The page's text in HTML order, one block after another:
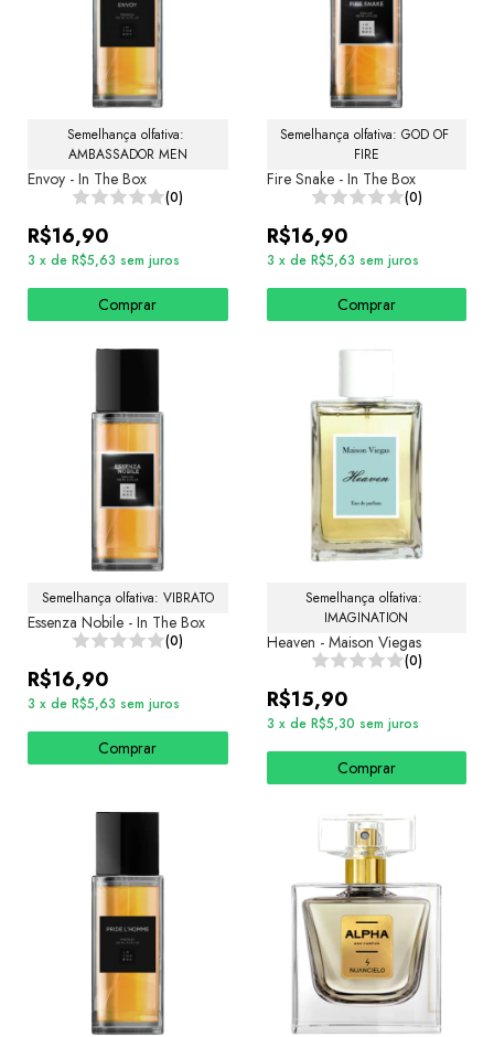
Semelhança olfativa:
AMBASSADOR MEN
Envoy - In The Box
(0)
R$16,90
3 x de R$5,63 sem juros
Comprar
Semelhança olfativa: GOD OF
FIRE
Fire Snake - In The Box
(0)
R$16,90
3 x de R$5,63 sem juros
Comprar
Semelhança olfativa: VIBRATO
Essenza Nobile - In The Box
(0)
R$16,90
3 x de R$5,63 sem juros
Comprar
Semelhança olfativa:
IMAGINATION
Heaven - Maison Viegas
(0)
R$15,90
3 x de R$5,30 sem juros
Comprar